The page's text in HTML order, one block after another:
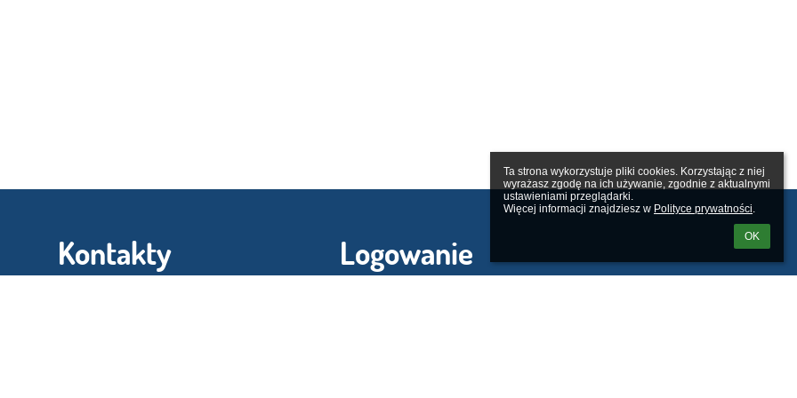
Ta strona wykorzystuje pliki cookies. Korzystając z niej
wyrażasz zgodę na ich używanie, zgodnie z aktualnymi
ustawieniami przeglądarki.
Więcej informacji znajdziesz w Polityce prywatności.
OK
Kontakty Logowanie